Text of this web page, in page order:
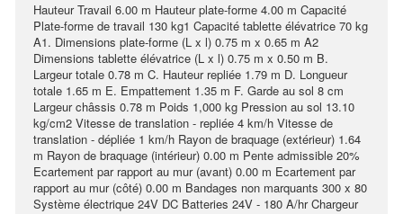
Hauteur Travail 6.00 m Hauteur plate-forme 4.00 m Capacité
Plate-forme de travail 130 kg1 Capacité tablette élévatrice 70 kg
A1. Dimensions plate-forme (L x l) 0.75 m x 0.65 m A2
Dimensions tablette élévatrice (L x l) 0.75 m x 0.50 m B.
Largeur totale 0.78 m C. Hauteur repliée 1.79 m D. Longueur
totale 1.65 m E. Empattement 1.35 m F. Garde au sol 8 cm
Largeur châssis 0.78 m Poids 1,000 kg Pression au sol 13.10
kg/cm2 Vitesse de translation - repliée 4 km/h Vitesse de
translation - dépliée 1 km/h Rayon de braquage (extérieur) 1.64
m Rayon de braquage (intérieur) 0.00 m Pente admissible 20%
Ecartement par rapport au mur (avant) 0.00 m Ecartement par
rapport au mur (côté) 0.00 m Bandages non marquants 300 x 80
Système électrique 24V DC Batteries 24V - 180 A/hr Chargeur